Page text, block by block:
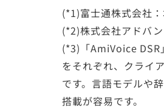
(*1)富士通株式会社
(*2)株式会社アドバ
(*3)「AmiVoice
をそれぞれ、クライ
です。言語モデルや
搭載が容易です。